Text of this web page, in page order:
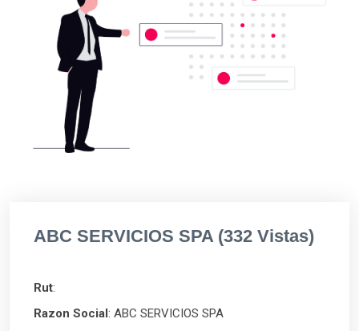
ABC SERVICIOS SPA (332 Vistas)
Rut:
Razon Social : ABC SERVICIOS SPA